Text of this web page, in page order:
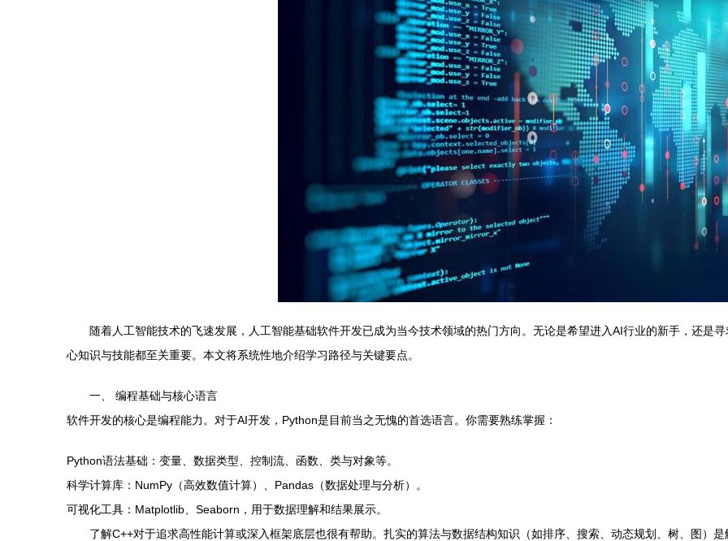
随着人工智能技术的飞速发展，人工智能基础软件开发已成为当今技术领域的热门方向。无论是希望进入AI行业的新手，还是
心知识与技能都至关重要。本文将系统性地介绍学习路径与关键要点。
一、 编程基础与核心语言
软件开发的核心是编程能力。对于AI开发，Python是目前当之无愧的首选语言。你需要熟练掌握：
Python语法基础：变量、数据类型、控制流、函数、类与对象等。
科学计算库：NumPy（高效数值计算）、Pandas（数据处理与分析）。
可视化工具：Matplotlib、Seaborn，用于数据理解和结果展示。
了解C++对于追求高性能计算或深入框架底层也很有帮助。扎实的算法与数据结构知识（如排序、搜索、动态规划、树、图）是